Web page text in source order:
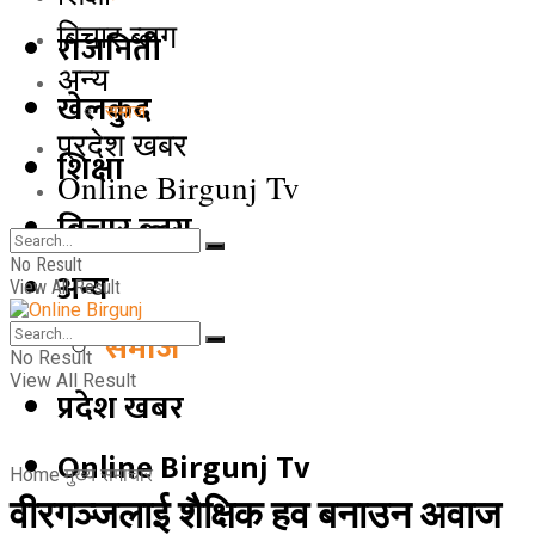
राजनिती
खेलकुद
शिक्षा
बिचार ब्लग
अन्य
समाज
प्रदेश खबर
Online Birgunj Tv
बिचार ब्लग
अन्य
समाज
प्रदेश खबर
Online Birgunj Tv
No Result
View All Result
No Result
View All Result
Home मुख्य समाचार
वीरगञ्जलाई शैक्षिक हव बनाउन अवाज